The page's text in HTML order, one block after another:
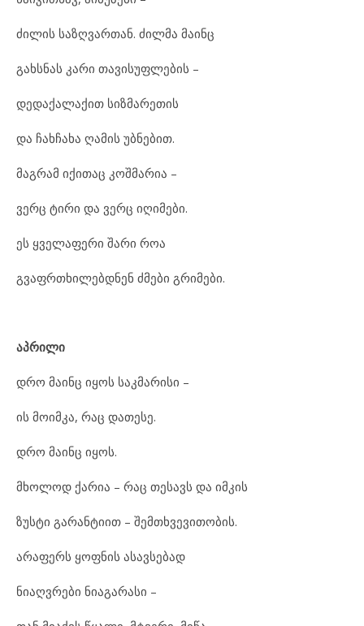
ძილის საზღვართან. ძილმა მაინც
გახსნას კარი თავისუფლების –
დედაქალაქით სიზმარეთის
და ჩახჩახა ღამის უბნებით.
მაგრამ იქითაც კოშმარია –
ვერც ტირი და ვერც იღიმები.
ეს ყველაფერი შარი როა
გვაფრთხილებდნენ ძმები გრიმები.
აპრილი
დრო მაინც იყოს საკმარისი –
ის მოიმკა, რაც დათესე.
დრო მაინც იყოს.
მხოლოდ ქარია – რაც თესავს და იმკის
ზუსტი გარანტიით – შემთხვევითობის.
არაფერს ყოფნის ასავსებად
ნიაღვრები ნიაგარასი –